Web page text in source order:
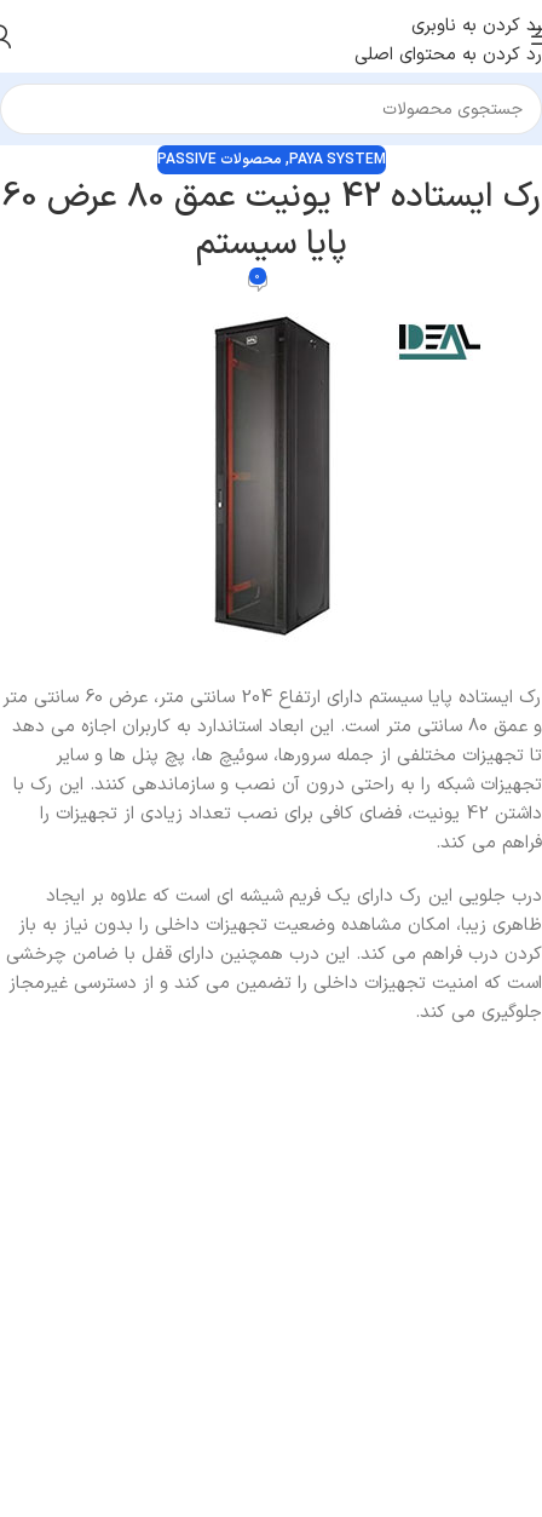
رد کردن به ناوبری
رد کردن به محتوای اصلی
PAYA SYSTEM
, محصولات PASSIVE
رک ایستاده 42 یونیت عمق 80 عرض 60
پایا سیستم
0
رک ایستاده پایا سیستم دارای ارتفاع 204 سانتی متر، عرض 60 سانتی متر
و عمق 80 سانتی متر است. این ابعاد استاندارد به کاربران اجازه می دهد
تا تجهیزات مختلفی از جمله سرورها، سوئیچ ها، پچ پنل ها و سایر
تجهیزات شبکه را به راحتی درون آن نصب و سازماندهی کنند. این رک با
داشتن 42 یونیت، فضای کافی برای نصب تعداد زیادی از تجهیزات را
فراهم می کند.
درب جلویی این رک دارای یک فریم شیشه ای است که علاوه بر ایجاد
ظاهری زیبا، امکان مشاهده وضعیت تجهیزات داخلی را بدون نیاز به باز
کردن درب فراهم می کند. این درب همچنین دارای قفل با ضامن چرخشی
است که امنیت تجهیزات داخلی را تضمین می کند و از دسترسی غیرمجاز
جلوگیری می کند.